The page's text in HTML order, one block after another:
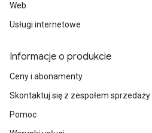
Web
Usługi internetowe
Informacje o produkcie
Ceny i abonamenty
Skontaktuj się z zespołem sprzedaży
Pomoc